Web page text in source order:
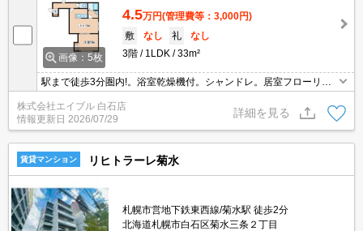
画像：5枚
4.5万円(管理費等：3,000円)
敷
なし 礼
なし
3階
1LDK 33m²
駅まで徒歩3分圏内!。浴室乾燥機付。シャンドレ。居室フローリン
グ。バス・トイレ別。灯油FF。日当たり良好！心地よい室内環
境！。スーパーへ300m 自転車での買物も便利。初期費用カード払
い可。
株式会社エイブル 白石店
情報更新日 2026/07/29
詳細を見る
賃貸マンション リヒトラーレ菊水
札幌市営地下鉄東西線/菊水駅 徒歩2分
北海道札幌市白石区菊水三条２丁目